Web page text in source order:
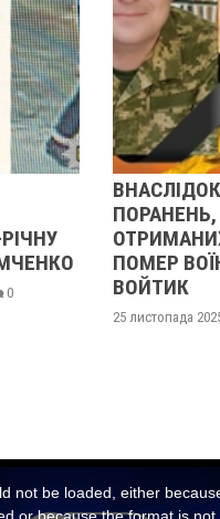
ВНАСЛІДОК
ПОРАНЕНЬ,
ОТРИМАНИХ НА ВІЙНІ,
ПОМЕР ВОЇН ЮРІЙ
ВОЙТИК
25 листопада 2025 0